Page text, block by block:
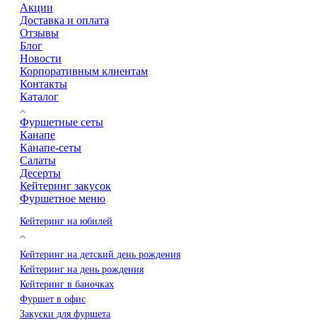
Акции
Доставка и оплата
Отзывы
Блог
Новости
Корпоративным клиентам
Контакты
Каталог
Фуршетные сеты
Канапе
Канапе-сеты
Салаты
Десерты
Кейтеринг закусок
Фуршетное меню
Кейтеринг на юбилей
Кейтеринг на детский день рождения
Кейтеринг на день рождения
Кейтеринг в баночках
Фуршет в офис
Закуски для фуршета